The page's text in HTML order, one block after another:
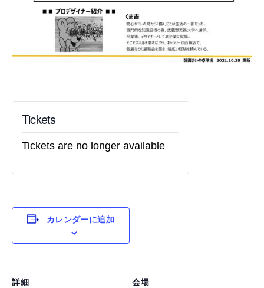
Tickets
Tickets are no longer available
カレンダーに追加
詳細
会場